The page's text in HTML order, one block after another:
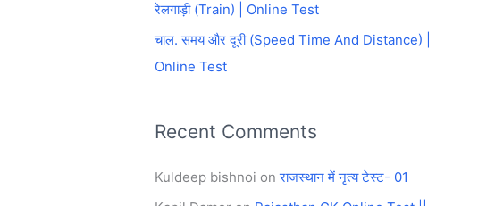
r
:
रेलगाड़ी (Train) | Online Test
चाल. समय और दूरी (Speed Time And Distance) |
Online Test
Recent Comments
Kuldeep bishnoi onराजस्थान में नृत्य टेस्ट- 01